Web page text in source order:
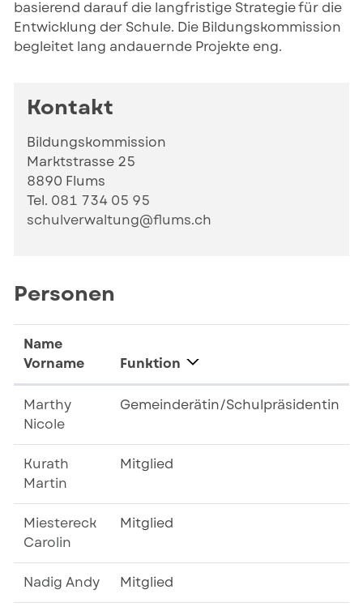
basierend darauf die langfristige Strategie für die
Entwicklung der Schule. Die Bildungskommission
begleitet lang andauernde Projekte eng.
Kontakt
Bildungskommission
Marktstrasse 25
8890 Flums
Tel. 081 734 05 95
schulverwaltung@flums.ch
Personen
Name
Vorname
Funktion
Marthy
Nicole
Gemeinderätin/Schulpräsidentin
Kurath
Martin
Mitglied
Miestereck
Carolin
Mitglied
Nadig Andy Mitglied